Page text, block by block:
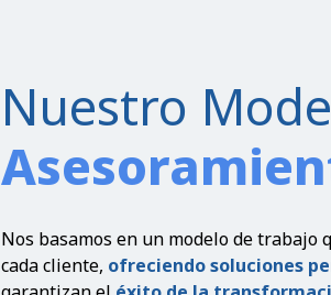
Nuestro
Nos basamos en un modelo de trabajo
cada cliente, ofreciendo soluciones